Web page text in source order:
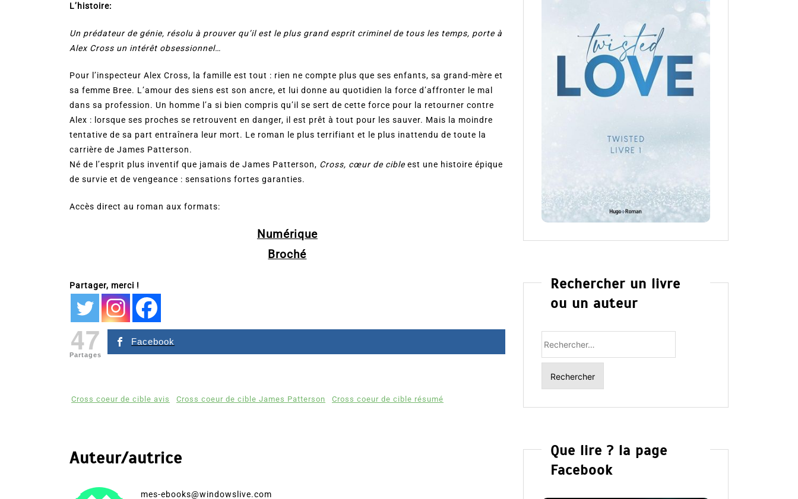
L’histoire:
Un prédateur de génie, résolu à prouver qu’il est le plus grand esprit criminel de tous les temps, porte à
Alex Cross un intérêt obsessionnel…
Pour l’inspecteur Alex Cross, la famille est tout : rien ne compte plus que ses enfants, sa grand-mère et
sa femme Bree. L’amour des siens est son ancre, et lui donne au quotidien la force d’affronter le mal
dans sa profession. Un homme l’a si bien compris qu’il se sert de cette force pour la retourner contre
Alex : lorsque ses proches se retrouvent en danger, il est prêt à tout pour les sauver. Mais la moindre
tentative de sa part entraînera leur mort. Le roman le plus terrifiant et le plus inattendu de toute la
carrière de James Patterson.
Né de l’esprit plus inventif que jamais de James Patterson, Cross, cœur de cible est une histoire épique
de survie et de vengeance : sensations fortes garanties.
Accès direct au roman aux formats:
Numérique
Broché
Partager, merci !
47
Partages
Facebook
Cross coeur de cible avis Cross coeur de cible James Patterson Cross coeur de cible résumé
Auteur/autrice
mes-ebooks@windowslive.com
Rechercher un livre
ou un auteur
Que lire ? la page
Facebook